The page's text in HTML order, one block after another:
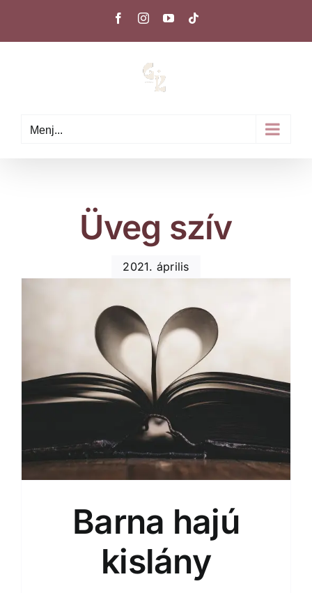
FacebookInstagramYouTube
Menj...
Üveg szív
2021. április
Barna hajú
kislány